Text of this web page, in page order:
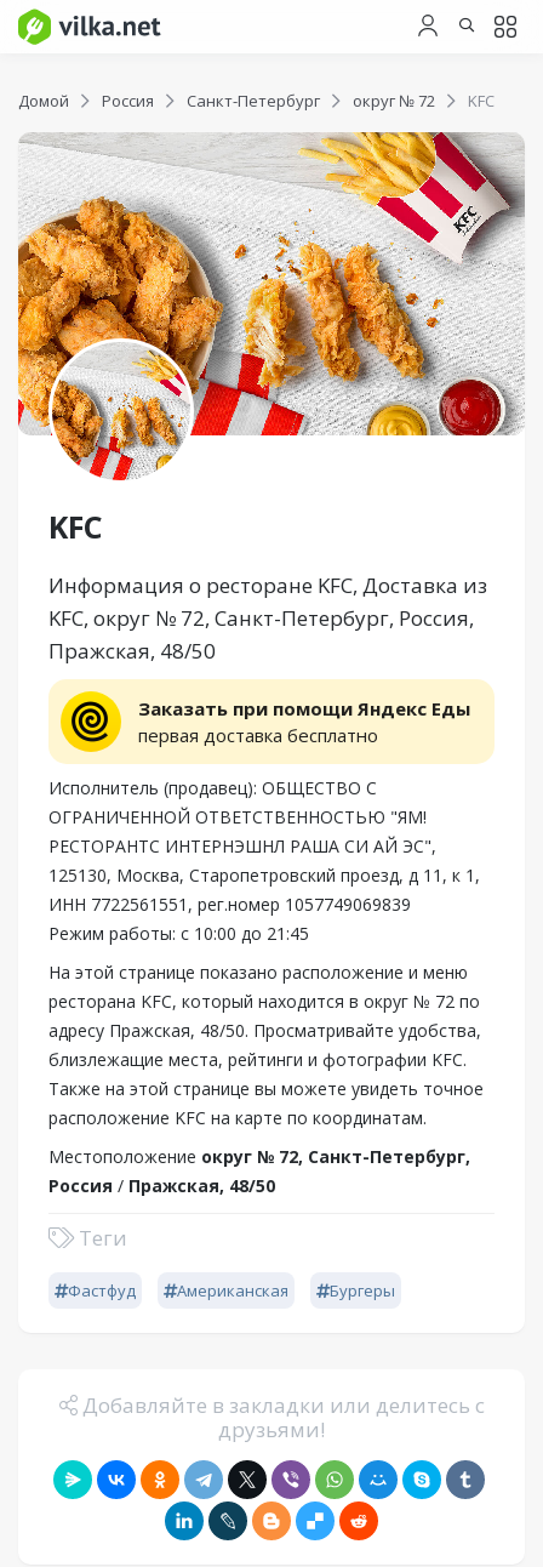
Домой Россия Санкт-Петербург округ № 72 KFC
KFC
Информация о ресторане KFC, Доставка из
KFC, округ № 72, Санкт-Петербург, Россия,
Пражская, 48/50
Заказать при помощи Яндекс Еды
первая доставка бесплатно
Исполнитель (продавец): ОБЩЕСТВО С
ОГРАНИЧЕННОЙ ОТВЕТСТВЕННОСТЬЮ "ЯМ!
РЕСТОРАНТС ИНТЕРНЭШНЛ РАША СИ АЙ ЭС",
125130, Москва, Старопетровский проезд, д 11, к 1,
ИНН 7722561551, рег.номер 1057749069839
Режим работы: с 10:00 до 21:45
На этой странице показано расположение и меню
ресторана KFC, который находится в округ № 72 по
адресу Пражская, 48/50. Просматривайте удобства,
близлежащие места, рейтинги и фотографии KFC.
Также на этой странице вы можете увидеть точное
расположение KFC на карте по координатам.
Местоположение округ № 72, Санкт-Петербург,
Россия / Пражская, 48/50
Теги
Фастфуд Американская Бургеры
Добавляйте в закладки или делитесь с
друзьями!